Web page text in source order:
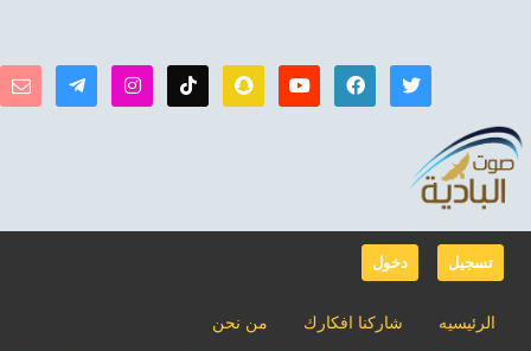
دخول تسجيل
من نحن شاركنا افكارك الرئيسيه